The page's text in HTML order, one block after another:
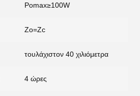
Pomax≥100W
Zo=Zc
τουλάχιστον 40 χιλιόμετρα
4 ώρες